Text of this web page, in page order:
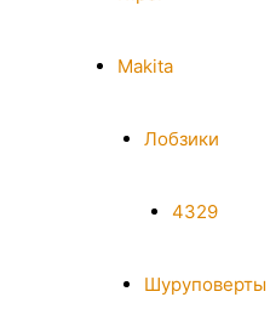
Makita
Лобзики
4329
Шуруповерты